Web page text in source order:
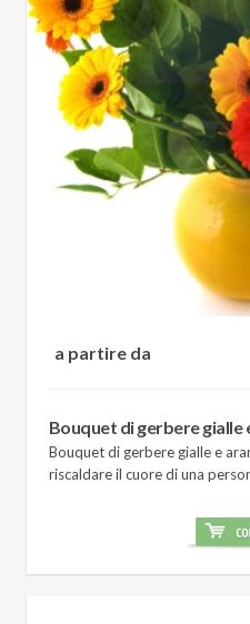
a partire da
Bouquet di gerbere gialle
Bouquet di gerbere gialle e
riscaldare il cuore di una